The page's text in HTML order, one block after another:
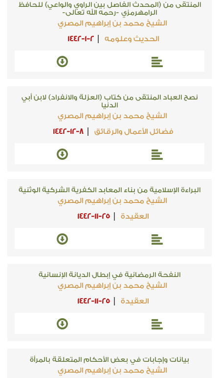
المنتقى من (المحدث الفاصل بين الراوي والواعي) للحافظ
الرامهرمزي -رحمه الله تعالى-
الشيخ محمد بن إبراهيم المصري
الحديث وعلومه
1442-1-2
نصح العباد المنتقى من كتاب (العزلة والانفراد) لابن أبي
الدنيا
الشيخ محمد بن إبراهيم المصري
فضائل الأعمال والرقائق
1442-12-8
البراءة الإسلامية من بناء المعابد الكفرية الشركية الوثنية
الشيخ محمد بن إبراهيم المصري
العقيدة
1442-11-25
النفحة الرمضانية في إبطال الديانة الإنسانية
الشيخ محمد بن إبراهيم المصري
العقيدة
1442-11-25
بيانات وإجابات في بعض الأحكام المتعلقة بالمرأة
الشيخ محمد بن إبراهيم المصري